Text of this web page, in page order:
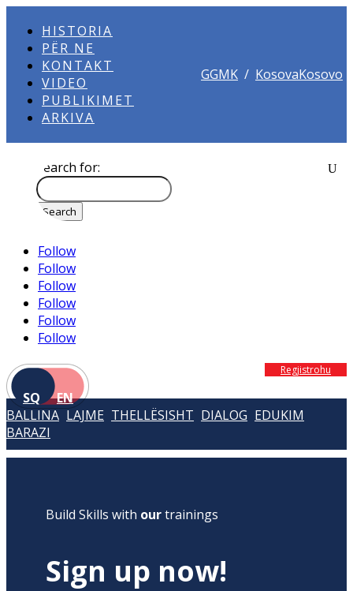
HISTORIA
PËR NE
KONTAKT
VIDEO
PUBLIKIMET
ARKIVA
GGMK / KosovaKosovo
Search for:
Follow
Follow
Follow
Follow
Follow
Follow
SQ EN
Regjistrohu
BALLINA LAJME THELLËSISHT DIALOG EDUKIM
BARAZI
Build Skills with ourtrainings
Sign up now!